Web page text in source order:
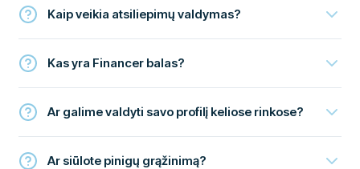
Kaip veikia atsiliepimų valdymas?
Kas yra Financer balas?
Ar galime valdyti savo profilį keliose rinkose?
Ar siūlote pinigų grąžinimą?